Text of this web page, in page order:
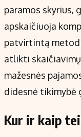
paramos skyrius,
apskaičiuoja
patvirtintą
atlikti
mažesnės
didesnė tikimybė
Kur ir kaip